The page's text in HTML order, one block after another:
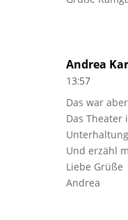
Andrea
13:57
Das war
Das Theater
Und erzähl
Liebe Grüße
Andrea